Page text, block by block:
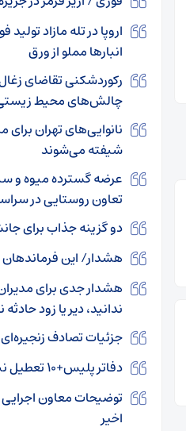
اروپا در تله مازاد تولید
انبارها مملو از ورق
چالش‌های محیط
شیفته می‌شوند
عرضه گسترده میوه و
تعاون روستایی در
دو گزینه جذاب برای
هشدار/ این
هشدار جدی برای
ندانید، دیر یا زود
جزئیات تصادف
دفاتر پلیس+۱۰ تعطیل نیست
توضیحات معاون
اخیر